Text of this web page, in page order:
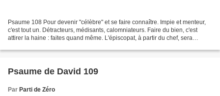
Psaume 108 Pour devenir "célèbre" et se faire connaître. Impie et menteur,
c'est tout un. Détracteurs, médisants, calomniateurs. Faire du bien, c'est
attirer la haine : faites quand même. L'épiscopat, à partir du chef, sera
Psaume de David 109
Par Parti de Zéro